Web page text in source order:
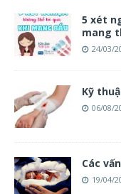
5 xét
mang
24/03/
Kỹ
06/08/
Các
19/04/